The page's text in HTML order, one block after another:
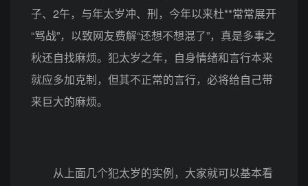
子、2午，与年太岁冲、刑，今年以来杜**常常展开
“骂战”，以致网友费解“还想不想混了”，真是多事之
秋还自找麻烦。犯太岁之年，自身情绪和言行本来
就应多加克制，但其不正常的言行，必将给自己带
来巨大的麻烦。
从上面几个犯太岁的实例，大家就可以基本看